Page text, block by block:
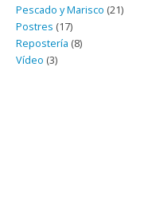
Pescado y Marisco (21)
Postres (17)
Repostería (8)
Vídeo (3)